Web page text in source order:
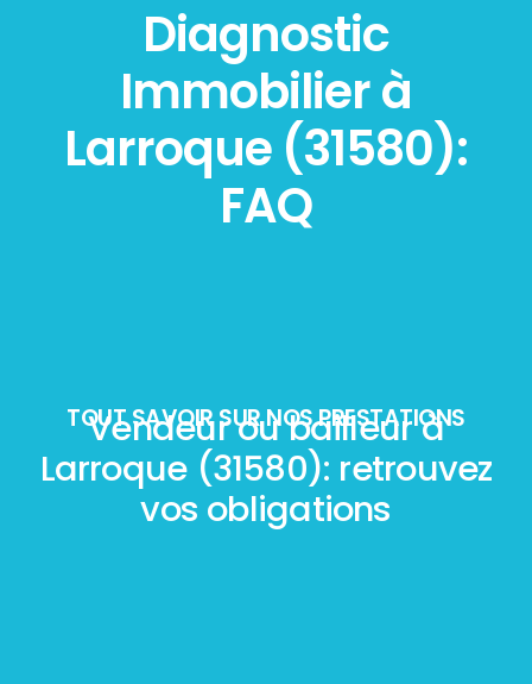
Diagnostic
Immobilier à
Larroque (31580):
FAQ
TOUT SAVOIR SUR NOS PRESTATIONS
Vendeur ou bailleur à
Larroque (31580): retrouvez
vos obligations